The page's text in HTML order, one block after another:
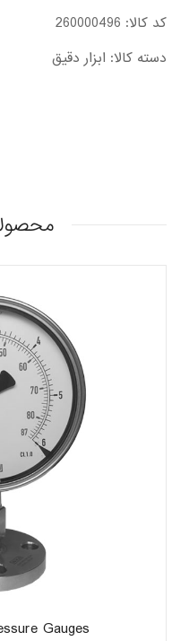
کد کالا: 260000496
دسته کالا: ابزار دقیق
Gauges